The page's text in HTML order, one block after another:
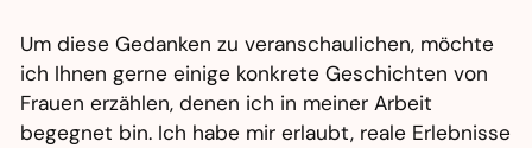
Um diese Gedanken zu veranschaulichen, möchte
ich Ihnen gerne einige konkrete Geschichten von
Frauen erzählen, denen ich in meiner Arbeit
begegnet bin. Ich habe mir erlaubt, reale Erlebnisse